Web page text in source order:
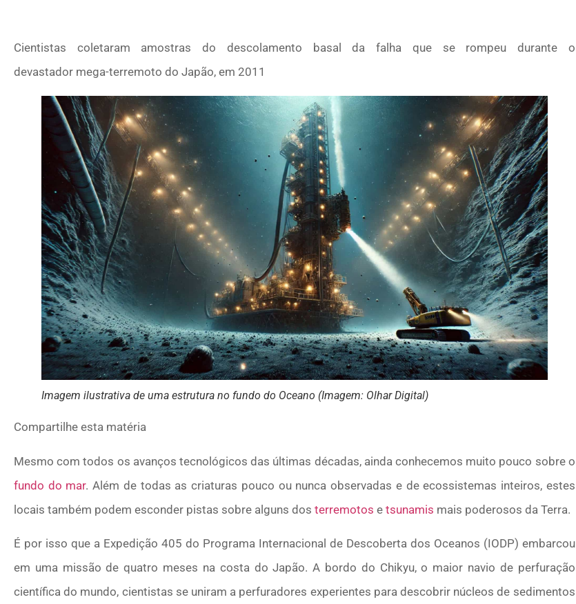
Cientistas coletaram amostras do descolamento basal da falha que se rompeu durante o
devastador mega-terremoto do Japão, em 2011
Imagem ilustrativa de uma estrutura no fundo do Oceano (Imagem: Olhar Digital)
Compartilhe esta matéria
Mesmo com todos os avanços tecnológicos das últimas décadas, ainda conhecemos muito pouco sobre o
fundo do mar. Além de todas as criaturas pouco ou nunca observadas e de ecossistemas inteiros, estes
locais também podem esconder pistas sobre alguns dos terremotos e tsunamis mais poderosos da Terra.
É por isso que a Expedição 405 do Programa Internacional de Descoberta dos Oceanos (IODP) embarcou
em uma missão de quatro meses na costa do Japão. A bordo do Chikyu, o maior navio de perfuração
científica do mundo, cientistas se uniram a perfuradores experientes para descobrir núcleos de sedimentos